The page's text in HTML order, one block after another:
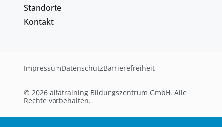
Standorte
Kontakt
ImpressumDatenschutzBarrierefreiheit
© 2026 alfatraining Bildungszentrum GmbH. Alle
Rechte vorbehalten.